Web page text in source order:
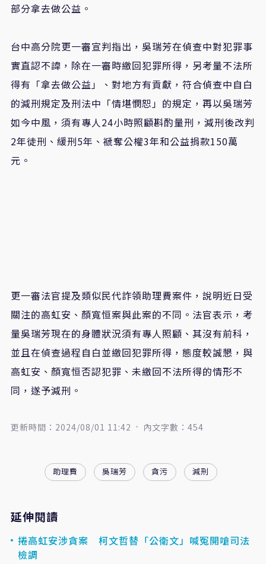
部分拿去做公益。
台中高分院更一審宣判指出，吳瑞芳在偵查中對犯罪事
實直認不諱，除在一審時繳回犯罪所得，另考量不法所
得有「拿去做公益」、對地方有貢獻，符合偵查中自白
的減刑規定及刑法中「情堪憫恕」的規定，再以吳瑞芳
如今中風，須有專人24小時照顧斟酌量刑，減刑後改判
2年徒刑、緩刑5年、褫奪公權3年和公益捐款150萬
元。
更一審法官提及類似民代詐領助理費案件，說明近日受
關注的高虹安、顏寬恒案與此案的不同。法官表示，考
量吳瑞芳現在的身體狀況須有專人照顧、其沒有前科，
並且在偵查過程自白並繳回犯罪所得，態度較誠懇，與
高虹安、顏寬恒否認犯罪、未繳回不法所得的情形不
同，遂予減刑。
更新時間：2024/08/01 11:42 內文字數：454
助理費 吳瑞芳 貪污 減刑
延伸閱讀
捲高虹安涉貪案 柯文哲替「公衛文」喊冤開嗆司法
檢調